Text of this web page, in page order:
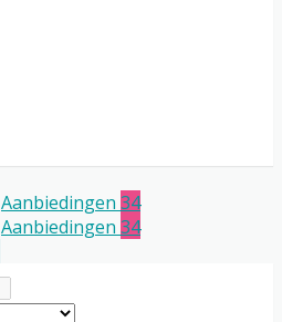
Aanbiedingen 34
Aanbiedingen 34